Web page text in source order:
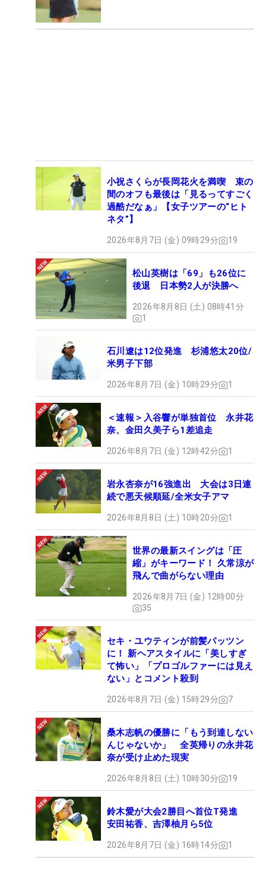
小祝さくらが長岡花火を満喫 束の
間のオフも最後は「見るってすごく
過酷だなぁ」【女子ツアーの“ヒト
ネタ”】
2026年8月7日 (金) 09時29分 19
松山英樹は「69」も26位に
後退 日本勢2人が決勝へ
2026年8月8日 (土) 08時41分
1
石川遼は12位発進 杉浦悠太20位/
米男子下部
2026年8月7日 (金) 10時29分 1
＜速報＞入谷響が単独首位 永井花
奈、金田久美子ら1差追走
2026年8月7日 (金) 12時42分 1
岩永杏奈が16強進出 大会は3日連
続で悪天候順延/全米女子アマ
2026年8月8日 (土) 10時20分 1
世界の最新スイングは「圧
縮」がキーワード！ 久常涼が
飛んで曲がらない理由
2026年8月7日 (金) 12時00分
35
セキ・ユウティンが前髪パッツン
に！ 新ヘアスタイルに「美しすぎ
て怖い」「プロゴルファーには見え
ない」とコメント殺到
2026年8月7日 (金) 15時29分 7
桑木志帆の優勝に「もう到達しない
んじゃないか」 全英帰りの永井花
奈が受け止めた現実
2026年8月8日 (土) 10時30分 19
鈴木愛が大会2勝目へ首位T発進
安田祐香、吉澤柚月ら5位
2026年8月7日 (金) 16時14分 1